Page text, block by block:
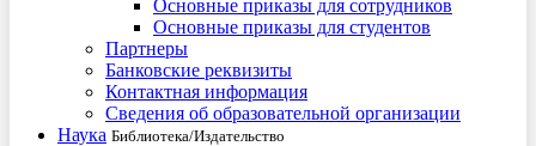
Основные приказы для сотрудников
Основные приказы для студентов
Партнеры
Банковские реквизиты
Контактная информация
Сведения об образовательной организации
Наука Библиотека/Издательство